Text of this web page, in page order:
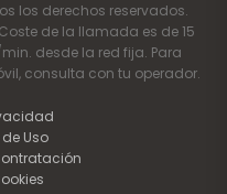
los derechos reservados.
de la llamada es de 15
desde la red fija. Para
consulta con tu operador.
Uso